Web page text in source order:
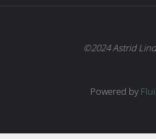
©2024 Astrid
Powered by